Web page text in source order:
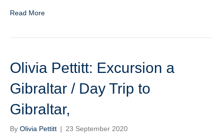
Read More
Olivia Pettitt: Excursion a
Gibraltar / Day Trip to
Gibraltar,
By Olivia Pettitt | 23 September 2020